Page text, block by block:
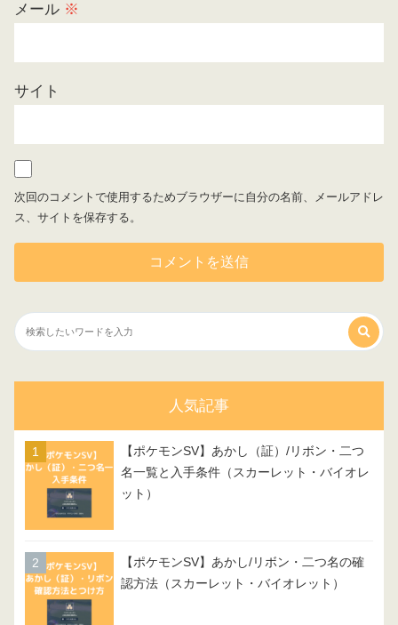
メール ※
サイト
次回のコメントで使用するためブラウザーに自分の名前、メールアドレ
ス、サイトを保存する。
人気記事
【ポケモンSV】あかし（証）/リボン・二つ
名一覧と入手条件（スカーレット・バイオレ
ット）
【ポケモンSV】あかし/リボン・二つ名の確
認方法（スカーレット・バイオレット）